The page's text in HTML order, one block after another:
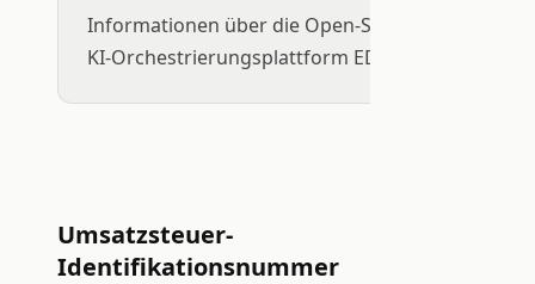
Informationen über die Open-Source-
KI-Orchestrierungsplattform EDDI.
Umsatzsteuer-
Identifikationsnummer